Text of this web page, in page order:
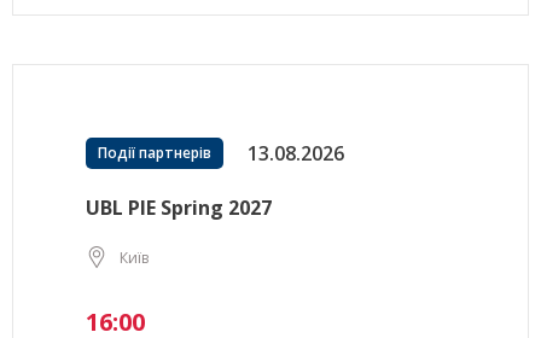
Події партнерів 13.08.2026
UBL PIE Spring 2027
Київ
16:00